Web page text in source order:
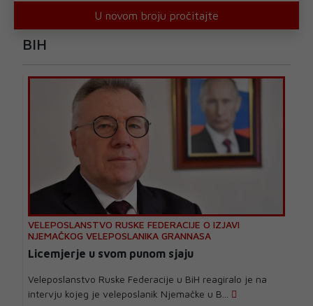
U novom broju pročitajte
BIH
VELEPOSLANSTVO RUSKE FEDERACIJE O IZJAVI
NJEMAČKOG VELEPOSLANIKA GRANNASA
Licemjerje u svom punom sjaju
Veleposlanstvo Ruske Federacije u BiH reagiralo je na
intervju kojeg je veleposlanik Njemačke u B...